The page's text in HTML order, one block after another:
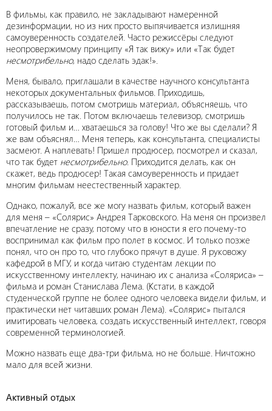
В фильмы, как правило, не закладывают намеренной
дезинформации, но из них просто выпячивается излишняя
самоуверенность создателей. Часто режиссёры следуют
неопровержимому принципу «Я так вижу» или «Так будет
несмотрибельно, надо сделать эдак!».
Меня, бывало, приглашали в качестве научного консультанта
некоторых документальных фильмов. Приходишь,
рассказываешь, потом смотришь материал, объясняешь, что
получилось не так. Потом включаешь телевизор, смотришь
готовый фильм и… хватаешься за голову! Что же вы сделали? Я
же вам объяснял… Меня теперь, как консультанта, специалисты
засмеют. А наплевать! Пришел продюсер, посмотрел и сказал,
что так будет несмотрибельно. Приходится делать, как он
скажет, ведь продюсер! Такая самоуверенность и придает
многим фильмам неестественный характер.
Однако, пожалуй, все же могу назвать фильм, который важен
для меня – «Солярис» Андрея Тарковского. На меня он произвел
впечатление не сразу, потому что в юности я его почему-то
воспринимал как фильм про полет в космос. И только позже
понял, что он про то, что глубоко прячут в душе. Я руковожу
кафедрой в МГУ, и когда читаю студентам лекции по
искусственному интеллекту, начинаю их с анализа «Соляриса» –
фильма и роман Станислава Лема. (Кстати, в каждой
студенческой группе не более одного человека видели фильм, и
практически нет читавших роман Лема). «Солярис» пытался
имитировать человека, создать искусственный интеллект, говоря
современной терминологией.
Можно назвать еще два-три фильма, но не больше. Ничтожно
мало для всей жизни.
Активный отдых